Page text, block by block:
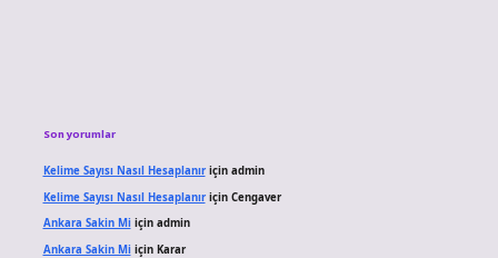
Son yorumlar
Kelime Sayısı Nasıl Hesaplanıriçin admin
Kelime Sayısı Nasıl Hesaplanıriçin Cengaver
Ankara Sakin Miiçin admin
Ankara Sakin Miiçin Karar